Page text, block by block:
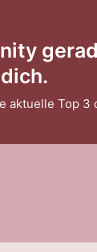
aktuelle Top 3